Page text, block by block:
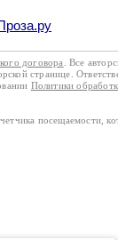
договора
. Все
странице.
Политики
посещаемости,